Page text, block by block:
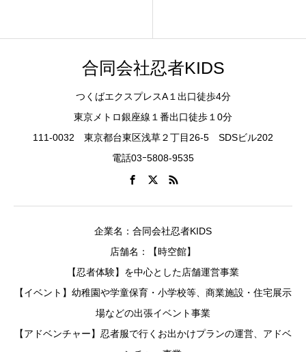
合同会社忍者KIDS
つくばエクスプレスA１出口徒歩4分
東京メトロ銀座線１番出口徒歩１0分
111-0032 東京都台東区浅草２丁目26-5 SDSビル202
電話03ｰ5808-9535
企業名：合同会社忍者KIDS
店舗名：【時空館】
【忍者体験】を中心とした店舗運営事業
【イベント】幼稚園や学童保育・小学校等、商業施設・住宅展示
場などの出張イベント事業
【アドベンチャー】忍者服で行くお出かけプランの運営、アドベ